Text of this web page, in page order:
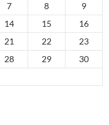
7 8
9
14 15
16
21 22
23
28 29
30